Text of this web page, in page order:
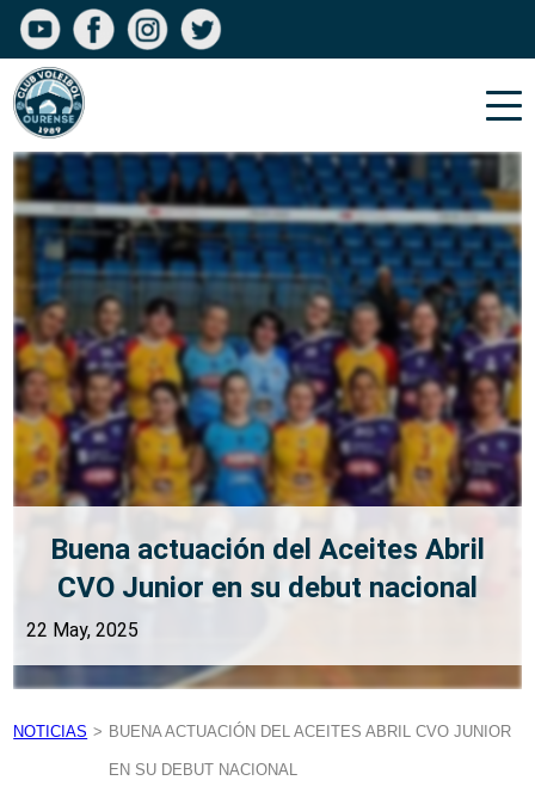
Buena actuación del Aceites Abril
CVO Junior en su debut nacional
22 May, 2025
NOTICIAS > BUENA ACTUACIÓN DEL ACEITES ABRIL CVO JUNIOR
EN SU DEBUT NACIONAL